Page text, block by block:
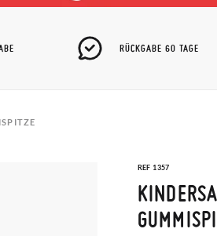
RÜCKGABE 60 TAGE
REF 1357